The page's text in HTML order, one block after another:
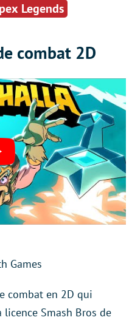
Legends
combat 2D
Games
combat en 2D qui
Smash Bros de